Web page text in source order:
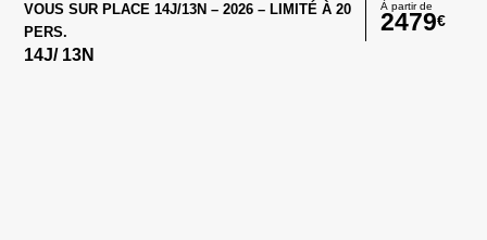
VOUS SUR PLACE 14J/13N – 2026 – LIMITÉ À 20
PERS.
14J/ 13N
À partir de
2479€